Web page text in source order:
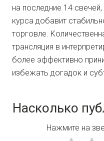
на последние 14
курса добавит
торговле.
трансляция в
более эффективно
избежать догадок и
Насколько
Нажмите на